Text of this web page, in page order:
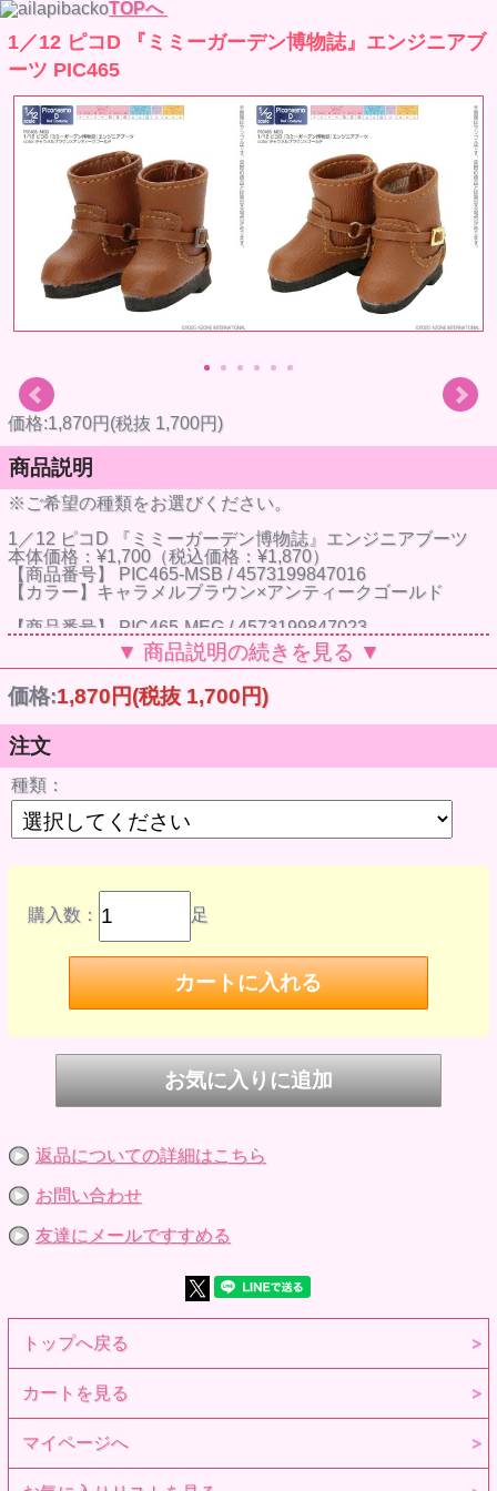
TOPへ
1／12 ピコD 『ミミーガーデン博物誌』エンジニアブ
ーツ PIC465
価格:1,870円(税抜 1,700円)
商品説明
※ご希望の種類をお選びください。
1／12 ピコD 『ミミーガーデン博物誌』エンジニアブーツ
本体価格：¥1,700（税込価格：¥1,870）
【商品番号】 PIC465-MSB / 4573199847016
【カラー】キャラメルブラウン×アンティークゴールド
【商品番号】 PIC465-MEG / 4573199847023
【カラー】キャラメルブラウン×ゴールド
【サイズ】ピコニーモD(1/12デフォルメボディ)推奨
【メーカー】アゾンインターナショナル
▼ 商品説明の続きを見る ▼
価格:1,870円(税抜 1,700円)
注文
種類：
購入数： 足
返品についての詳細はこちら
お問い合わせ
友達にメールですすめる
トップへ戻る
カートを見る
マイページへ